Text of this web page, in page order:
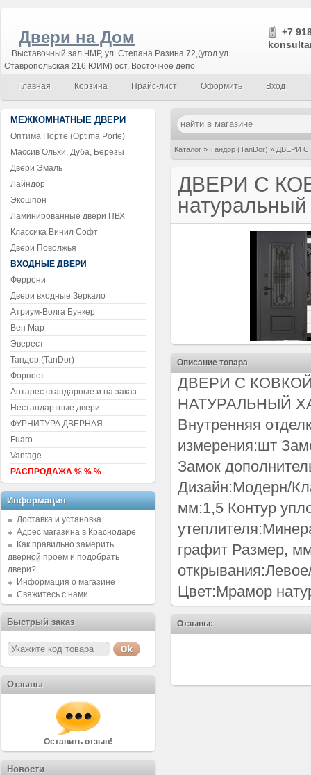
Двери на Дом
Выставочный зал ЧМР, ул. Степана Разина 72,(угол ул.
Ставропольская 216 ЮИМ) ост. Восточное депо
+7
Главная Корзина Прайс-лист Оформить Вход
Каталог » Тандор (TanDor) » ДВЕРИ С
ДВЕРИ С
натуральный
Описание товара
ДВЕРИ С
НАТУРАЛЬНЫЙ
Внутренняя
измерения:шт
Замок
Дизайн:Модерн/
мм:1,5 Контур
графит Размер,
Цвет:Мрамор
Отзывы:
МЕЖКОМНАТНЫЕ ДВЕРИ
Оптима Порте (Optima Porte)
Массив Ольхи, Дуба, Березы
Двери Эмаль
Лайндор
Экошпон
Ламинированные двери ПВХ
Классика Винил Софт
Двери Поволжья
ВХОДНЫЕ ДВЕРИ
Феррони
Двери входные Зеркало
Атриум-Волга Бункер
Вен Мар
Эверест
Тандор (TanDor)
Форпост
Антарес стандарные и на заказ
Нестандартные двери
ФУРНИТУРА ДВЕРНАЯ
Fuaro
Vantage
РАСПРОДАЖА % % %
Информация
Доставка и установка
Адрес магазина в Краснодаре
Как правильно замерить
дверной проем и подобрать
двери?
Информация о магазине
Свяжитесь с нами
Быстрый заказ
Отзывы
Оставить отзыв!
Новости